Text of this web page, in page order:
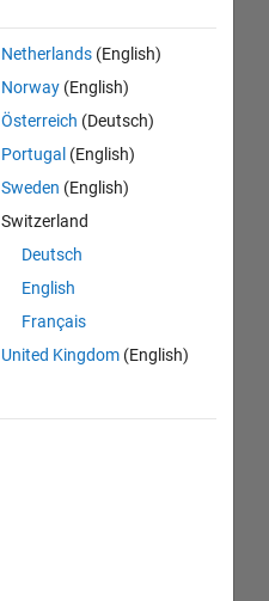
Netherlands(English)
Norway(English)
Österreich (Deutsch)
Portugal (English)
Sweden (English)
Switzerland
Deutsch
English
Français
United Kingdom(English)